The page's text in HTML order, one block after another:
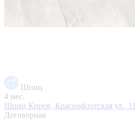
Шпиц
4 мес.
Шпиц Киров, Краснофлотская ул., 11
Договорная